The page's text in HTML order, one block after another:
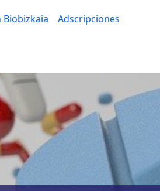
Biobizkaia
Adscripciones